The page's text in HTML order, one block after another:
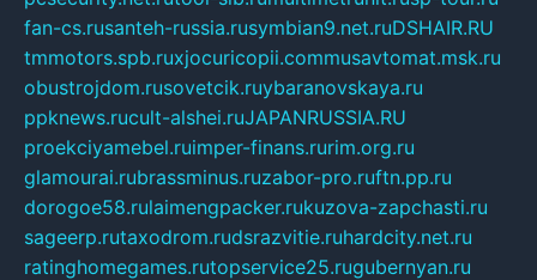
fan-cs.rusanteh-russia.rusymbian9.net.ruDSHAIR.RU
tmmotors.spb.ruxjocuricopii.commusavtomat.msk.ru
obustrojdom.rusovetcik.ruybaranovskaya.ru
ppknews.rucult-alshei.ruJAPANRUSSIA.RU
proekciyamebel.ruimper-finans.rurim.org.ru
glamourai.rubrassminus.ruzabor-pro.ruftn.pp.ru
dorogoe58.rulaimengpacker.rukuzova-zapchasti.ru
sageerp.rutaxodrom.rudsrazvitie.ruhardcity.net.ru
ratinghomegames.rutopservice25.rugubernyan.ru